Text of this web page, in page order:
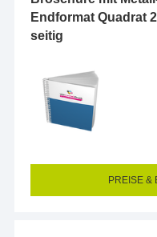
Endformat Quadrat
seitig
Endformat (bedruckte
Seitigkeit: 76-seitig
4/4-farbigPREISE &